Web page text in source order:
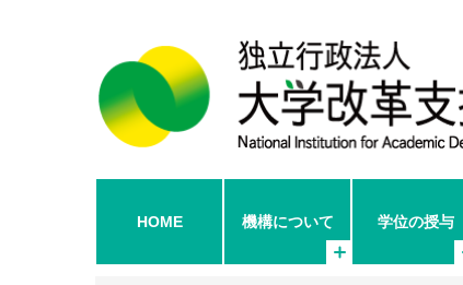
HOME 機構について 学位の授与